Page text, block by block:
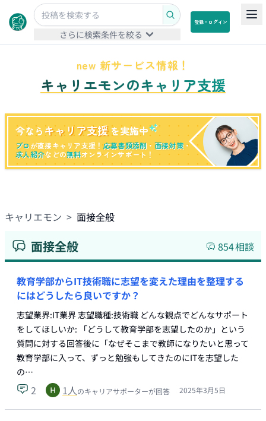
さらに検索条件を絞る
登録・ログイン
new 新サービス情報！
キャリエモンのキャリア支援
今なら キャリア支援 を実施中
プロが直接キャリア支援！応募書類添削 ・ 面接対策・
求人紹介などの無料オンラインサポート！
キャリエモン > 面接全般
面接全般 854相談
教育学部からIT技術職に志望を変えた理由を整理する
にはどうしたら良いですか？
志望業界:IT業界 志望職種:技術職 どんな観点でどんなサポート
をしてほしいか: 「どうして教育学部を志望したのか」という
質問に対する回答後に「なぜそこまで教師になりたいと思って
教育学部に入って、ずっと勉強もしてきたのにITを志望した
の…
2 1人のキャリアサポーターが回答 2025年3月5日